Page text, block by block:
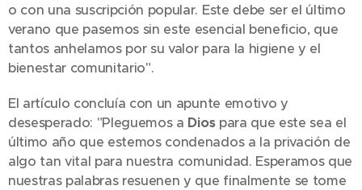
o con una suscripción popular. Este debe ser el último
verano que pasemos sin este esencial beneficio, que
tantos anhelamos por su valor para la higiene y el
bienestar comunitario".
El artículo concluía con un apunte emotivo y
desesperado: "Pleguemos a Dios para que este sea el
último año que estemos condenados a la privación de
algo tan vital para nuestra comunidad. Esperamos que
nuestras palabras resuenen y que finalmente se tome